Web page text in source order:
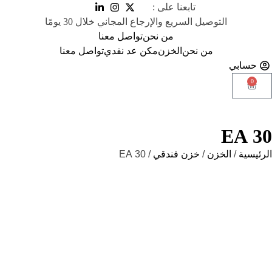
تابعنا على :
التوصيل السريع والإرجاع المجاني خلال 30 يومًا
من نحنتواصل معنا
من نحن الخزنمكن عد نقديتواصل معنا
حسابي
0
30 EA
الرئيسية / الخزن / خزن فندقي / 30 EA